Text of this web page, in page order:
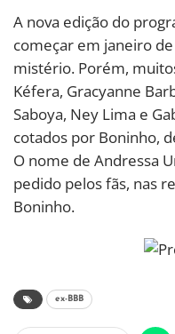
A nova edição do
começar em janeiro
mistério. Porém,
Kéfera, Gracyanne
Saboya, Ney Lima e
cotados por Boninho,
O nome de Andressa
pedido pelos fãs, nas
Boninho.
ex-BBB